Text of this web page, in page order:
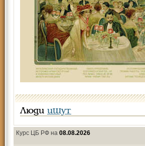
Люди ищут
Курс ЦБ РФ на 08.08.2026